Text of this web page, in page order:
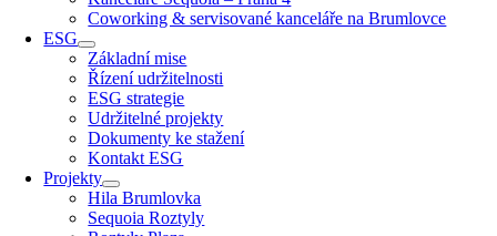
Coworking & servisované kanceláře na Brumlovce
ESG
Základní mise
Řízení udržitelnosti
ESG strategie
Udržitelné projekty
Dokumenty ke stažení
Kontakt ESG
Projekty
Hila Brumlovka
Sequoia Roztyly